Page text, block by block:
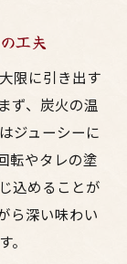
工夫
限に引き出す
ず、炭火の温
ジューシーに
転やタレの塗
込めることが
ら深い味わい